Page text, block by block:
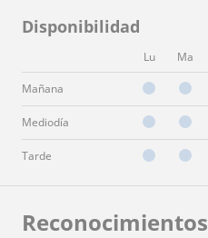
Disponibilidad
Lu Ma
Mañana
Mediodía
Tarde
Reconocimientos